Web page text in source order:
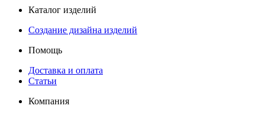
Каталог изделий
Создание дизайна изделий
Помощь
Доставка и оплата
Статьи
Компания